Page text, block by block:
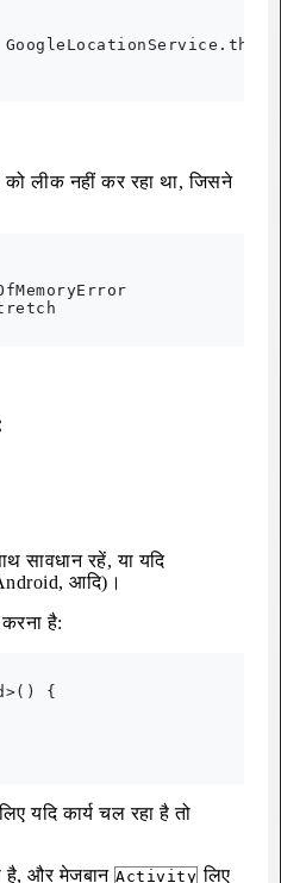
को लीक नहीं कर रहा था, जिसने
सावधान रहें, या यदि
आदि)।
है:
{
यदि कार्य चल रहा है तो
है, और मेजबान Activity लिए